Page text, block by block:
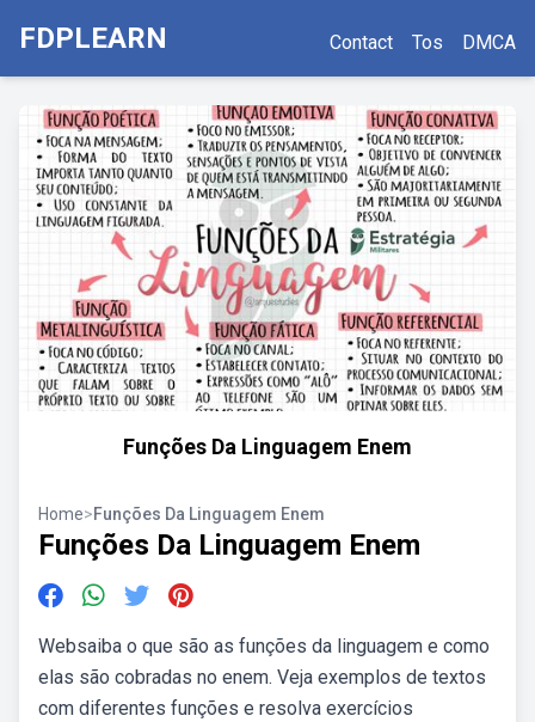
FDPLEARN Contact Tos DMCA
Funções Da Linguagem Enem
Home>Funções Da Linguagem Enem
Funções Da Linguagem Enem
Websaiba o que são as funções da linguagem e como
elas são cobradas no enem. Veja exemplos de textos
com diferentes funções e resolva exercícios